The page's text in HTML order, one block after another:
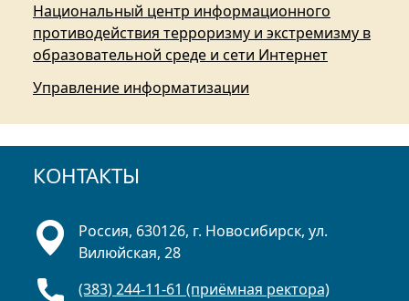
Национальный центр информационного
противодействия терроризму и экстремизму в
образовательной среде и сети Интернет
Управление информатизации
КОНТАКТЫ
Россия, 630126, г. Новосибирск, ул.
Вилюйская, 28
(383) 244-11-61 (приёмная ректора)